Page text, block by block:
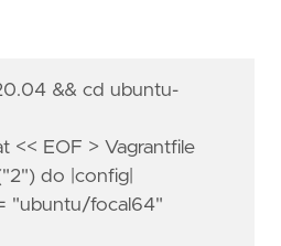
&& cd ubuntu-
<< EOF > Vagrantfile
do |config|
"ubuntu/focal64"